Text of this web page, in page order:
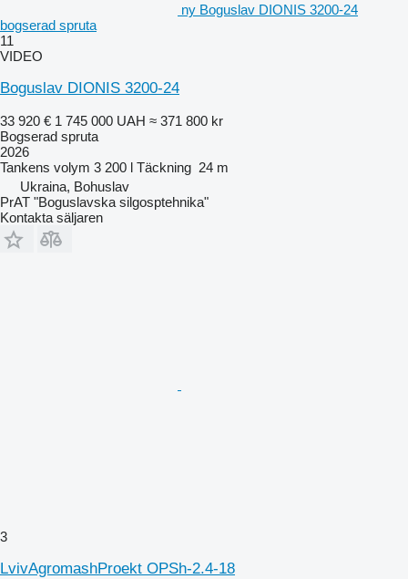
ny Boguslav DIONIS 3200-24
bogserad spruta
11
VIDEO
Boguslav DIONIS 3200-24
33 920 € 1 745 000 UAH ≈ 371 800 kr
Bogserad spruta
2026
Tankens volym 3 200 l Täckning 24 m
Ukraina, Bohuslav
PrAT "Boguslavska silgosptehnika"
Kontakta säljaren
3
LvivAgromashProekt OPSh-2.4-18